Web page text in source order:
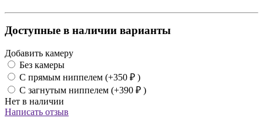
Доступные в наличии варианты
Добавить камеру
Без камеры
С прямым ниппелем (+350 ₽ )
С загнутым ниппелем (+390 ₽ )
Нет в наличии
Написать отзыв